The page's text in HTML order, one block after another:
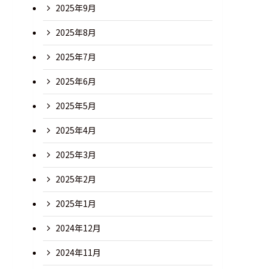
2025年9月
2025年8月
2025年7月
2025年6月
2025年5月
2025年4月
2025年3月
2025年2月
2025年1月
2024年12月
2024年11月